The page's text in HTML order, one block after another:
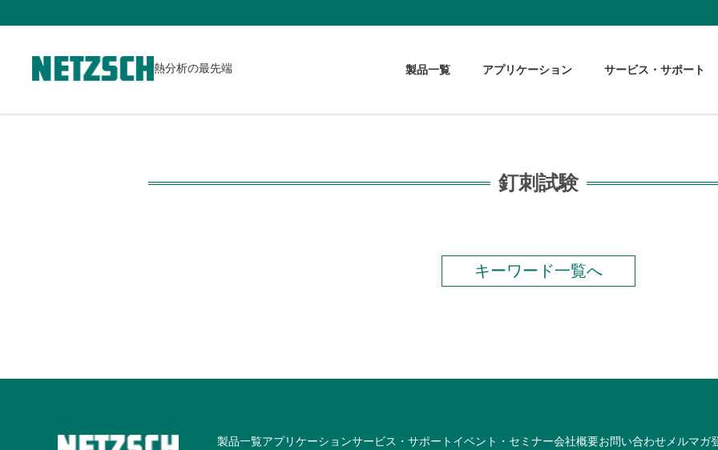
熱分析の最先端 製品一覧 アプリケーション サービス・サポート
釘刺試験
キーワード一覧へ
製品一覧アプリケーションサービス・サポート イベント・セミナー会社概要お問い合わせ メルマガ